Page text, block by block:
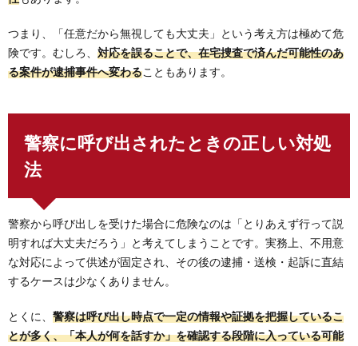
つまり、「任意だから無視しても大丈夫」という考え方は極めて危
険です。むしろ、 対応を誤ることで、在宅捜査で済んだ可能性のあ
る案件が逮捕事件へ変わることもあります。
警察に呼び出されたときの正しい対処
法
警察から呼び出しを受けた場合に危険なのは「とりあえず行って説
明すれば大丈夫だろう」と考えてしまうことです。実務上、不用意
な対応によって供述が固定され、その後の逮捕・送検・起訴に直結
するケースは少なくありません。
とくに、 警察は呼び出し時点で一定の情報や証拠を把握しているこ
とが多く、「本人が何を話すか」を確認する段階に入っている可能